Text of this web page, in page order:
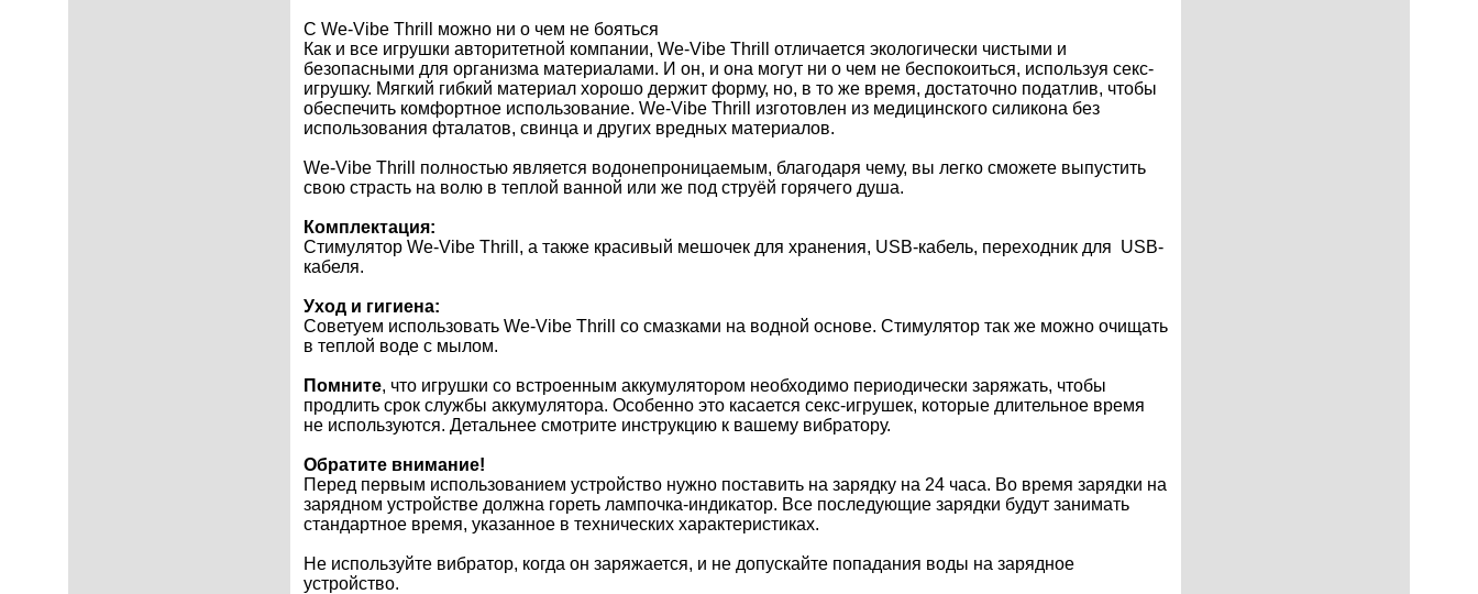
С We-Vibe Thrill можно ни о чем не бояться
Как и все игрушки авторитетной компании, We-Vibe Thrill отличается экологически чистыми и
безопасными для организма материалами. И он, и она могут ни о чем не беспокоиться, используя секс-
игрушку. Мягкий гибкий материал хорошо держит форму, но, в то же время, достаточно податлив, чтобы
обеспечить комфортное использование. We-Vibe Thrill изготовлен из медицинского силикона без
использования фталатов, свинца и других вредных материалов.
We-Vibe Thrill полностью является водонепроницаемым, благодаря чему, вы легко сможете выпустить
свою страсть на волю в теплой ванной или же под струёй горячего душа.
Комплектация:
Стимулятор We-Vibe Thrill, а также красивый мешочек для хранения, USB-кабель, переходник для USB-
кабеля.
Уход и гигиена:
Советуем использовать We-Vibe Thrill со смазками на водной основе. Стимулятор так же можно очищать
в теплой воде с мылом.
Помните, что игрушки со встроенным аккумулятором необходимо периодически заряжать, чтобы
продлить срок службы аккумулятора. Особенно это касается секс-игрушек, которые длительное время
не используются. Детальнее смотрите инструкцию к вашему вибратору.
Обратите внимание!
Перед первым использованием устройство нужно поставить на зарядку на 24 часа. Во время зарядки на
зарядном устройстве должна гореть лампочка-индикатор. Все последующие зарядки будут занимать
стандартное время, указанное в технических характеристиках.
Не используйте вибратор, когда он заряжается, и не допускайте попадания воды на зарядное
устройство.